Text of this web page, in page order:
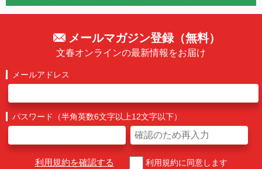
メールマガジン登録（無料）
文春オンラインの最新情報をお届け
メールアドレス
パスワード（半角英数6文字以上12文字以下）
利用規約を確認する 利用規約に同意します